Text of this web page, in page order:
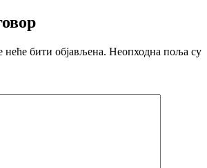
бити објављена. Неопходна поља су